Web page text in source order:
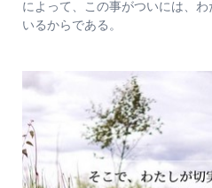
によって、この事がついには、
いるからである。